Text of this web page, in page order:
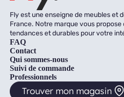
Fly est une enseigne de meubles et
France. Notre marque vous
tendances et durables pour votre
FAQ
Contact
Qui sommes-nous
Suivi de commande
Professionnels
Trouver mon magasin